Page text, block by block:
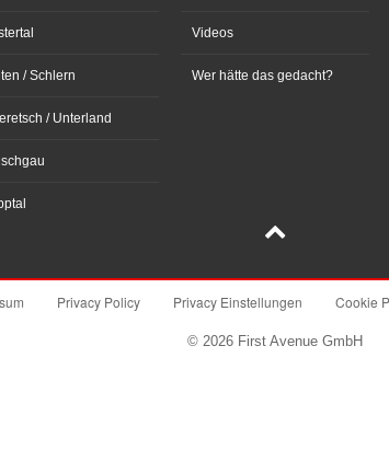
/ Schlern
/ Unterland
Videos
Wer hätte das gedacht?
Privacy Policy Privacy Einstellungen Cookie
© 2026 First Avenue GmbH